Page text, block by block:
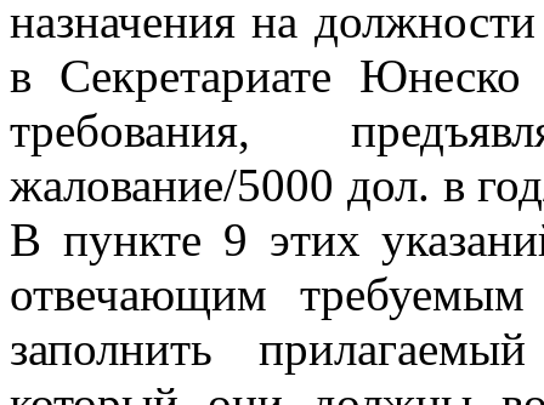
назначения на
в Секретариате
требования,
жалование/5000 дол. в
В пункте 9 этих
отвечающим
заполнить